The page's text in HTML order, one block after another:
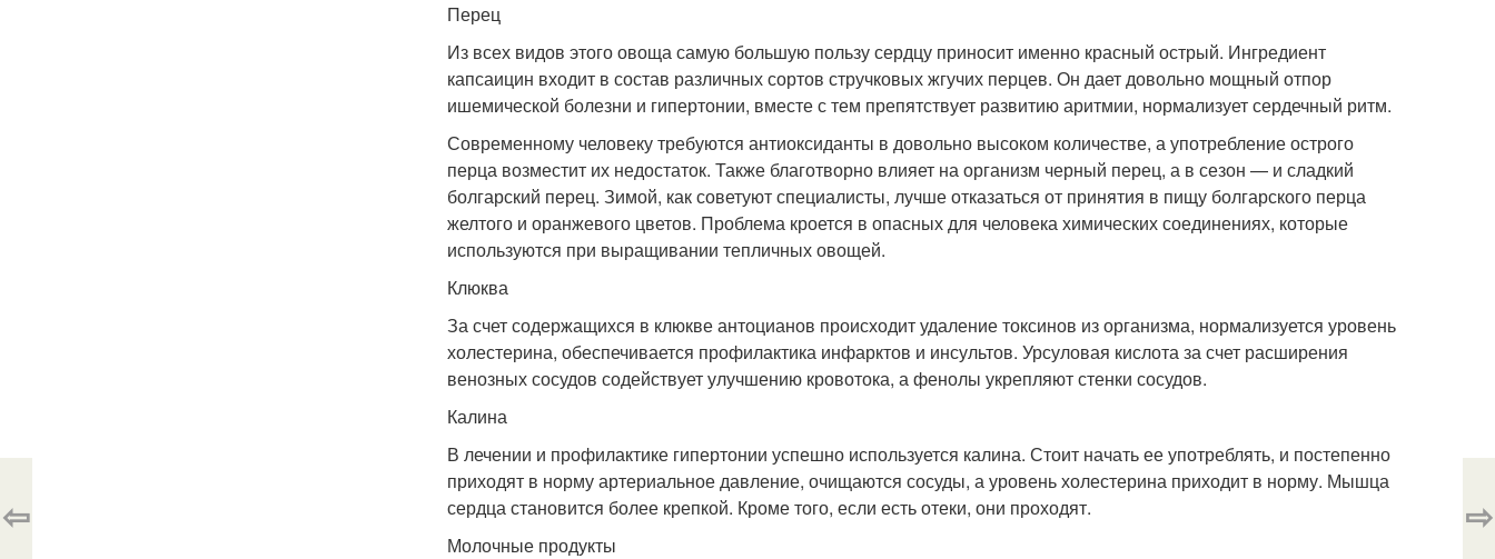
Перец
Из всех видов этого овоща самую большую пользу сердцу приносит именно красный острый. Ингредиент
капсаицин входит в состав различных сортов стручковых жгучих перцев. Он дает довольно мощный отпор
ишемической болезни и гипертонии, вместе с тем препятствует развитию аритмии, нормализует сердечный ритм.
Современному человеку требуются антиоксиданты в довольно высоком количестве, а употребление острого
перца возместит их недостаток. Также благотворно влияет на организм черный перец, а в сезон — и сладкий
болгарский перец. Зимой, как советуют специалисты, лучше отказаться от принятия в пищу болгарского перца
желтого и оранжевого цветов. Проблема кроется в опасных для человека химических соединениях, которые
используются при выращивании тепличных овощей.
Клюква
За счет содержащихся в клюкве антоцианов происходит удаление токсинов из организма, нормализуется уровень
холестерина, обеспечивается профилактика инфарктов и инсультов. Урсуловая кислота за счет расширения
венозных сосудов содействует улучшению кровотока, а фенолы укрепляют стенки сосудов.
Калина
В лечении и профилактике гипертонии успешно используется калина. Стоит начать ее употреблять, и постепенно
приходят в норму артериальное давление, очищаются сосуды, а уровень холестерина приходит в норму. Мышца
сердца становится более крепкой. Кроме того, если есть отеки, они проходят.
Молочные продукты
⇦ ⇨